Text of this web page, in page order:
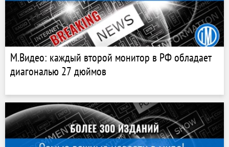
М.Видео: каждый второй монитор в РФ обладает
диагональю 27 дюймов